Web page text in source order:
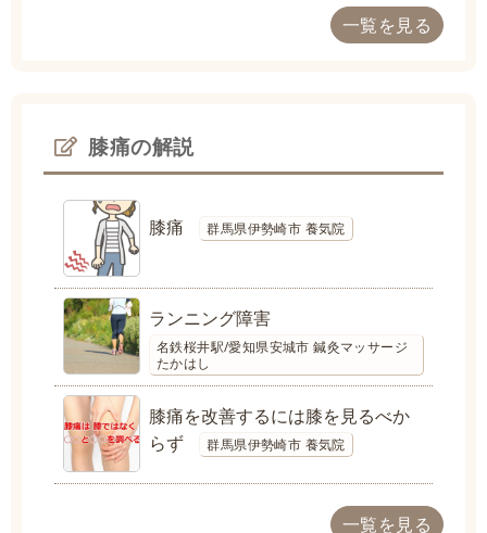
一覧を見る
膝痛の解説
膝痛 群馬県伊勢崎市 養気院
ランニング障害
名鉄桜井駅/愛知県安城市 鍼灸マッサージ
たかはし
膝痛を改善するには膝を見るべか
らず
群馬県伊勢崎市 養気院
一覧を見る